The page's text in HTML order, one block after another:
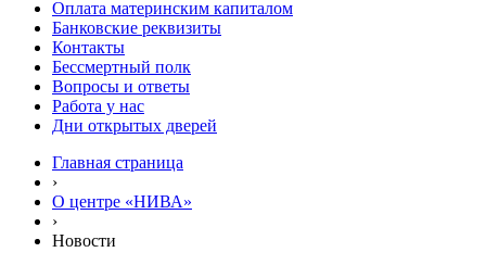
Оплата материнским капиталом
Банковские реквизиты
Контакты
Бессмертный полк
Вопросы и ответы
Работа у нас
Дни открытых дверей
Главная страница
›
О центре «НИВА»
›
Новости